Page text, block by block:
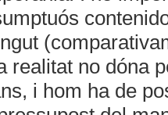
realitat no dóna
i hom ha de